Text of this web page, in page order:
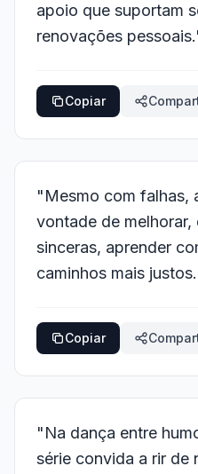
apoio que suportam
renovações
Copiar
"Mesmo com falhas,
vontade de
sinceras, aprender
caminhos mais
Copiar
"Na dança entre
série convida a rir de